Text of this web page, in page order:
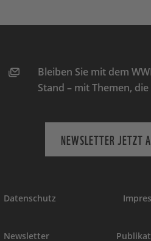
Bleiben Sie mit dem
Stand – mit Themen,
NEWSLETTER JETZT
Datenschutz
Newsletter